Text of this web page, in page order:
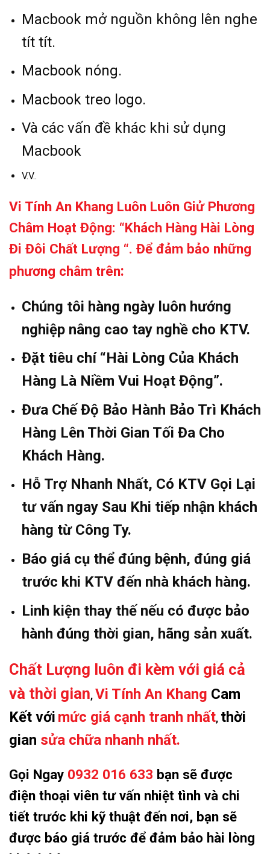
Macbook mở nguồn không lên nghe
tít tít.
Macbook nóng.
Macbook treo logo.
Và các vấn đề khác khi sử dụng
Macbook
V.V..
Vi Tính An Khang Luôn Luôn Giử Phương
Châm Hoạt Động: “Khách Hàng Hài Lòng
Đi Đôi Chất Lượng “. Để đảm bảo những
phương châm trên:
Chúng tôi hàng ngày luôn hướng
nghiệp nâng cao tay nghề cho KTV.
Đặt tiêu chí “Hài Lòng Của Khách
Hàng Là Niềm Vui Hoạt Động”.
Đưa Chế Độ Bảo Hành Bảo Trì Khách
Hàng Lên Thời Gian Tối Đa Cho
Khách Hàng.
Hỗ Trợ Nhanh Nhất, Có KTV Gọi Lại
tư vấn ngay Sau Khi tiếp nhận khách
hàng từ Công Ty.
Báo giá cụ thể đúng bệnh, đúng giá
trước khi KTV đến nhà khách hàng.
Linh kiện thay thế nếu có được bảo
hành đúng thời gian, hãng sản xuất.
Chất Lượng luôn đi kèm với giá cả
và thời gian, Vi Tính An Khang Cam
Kết với mức giá cạnh tranh nhất, thời
gian sửa chữa nhanh nhất.
Gọi Ngay 0932 016 633 bạn sẽ được
điện thoại viên tư vấn nhiệt tình và chi
tiết trước khi kỹ thuật đến nơi, bạn sẽ
được báo giá trước để đảm bảo hài lòng